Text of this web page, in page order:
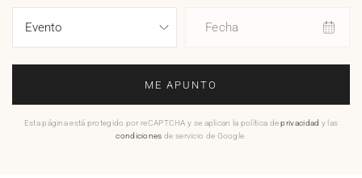
Fecha
ME APUNTO
Esta página está protegido por reCAPTCHA y se aplican la política deprivacidad y las
condiciones de servicio de Google.